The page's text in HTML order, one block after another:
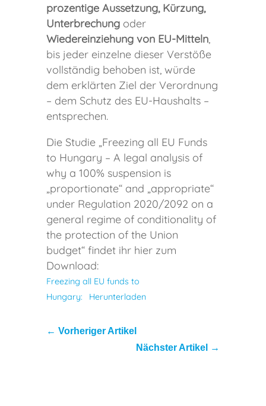
prozentige Aussetzung, Kürzung,
Unterbrechung oder
Wiedereinziehung von EU-Mitteln,
bis jeder einzelne dieser Verstöße
vollständig behoben ist, würde
dem erklärten Ziel der Verordnung
– dem Schutz des EU-Haushalts –
entsprechen.
Die Studie „Freezing all EU Funds
to Hungary – A legal analysis of
why a 100% suspension is
„proportionate“ and „appropriate“
under Regulation 2020/2092 on a
general regime of conditionality of
the protection of the Union
budget“ findet ihr hier zum
Download:
Freezing all EU funds to
Hungary:
Herunterladen
←Vorheriger Artikel
Nächster Artikel
→